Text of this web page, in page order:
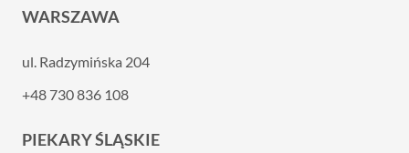
WARSZAWA
ul. Radzymińska 204
+48 730 836 108
PIEKARY ŚLĄSKIE